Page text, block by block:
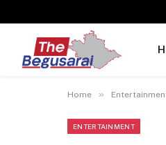
Home »
ENTERTAINMENT